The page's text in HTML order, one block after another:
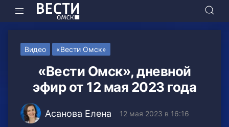
Видео «Вести Омск»
«Вести Омск», дневной
эфир от 12 мая 2023 года
Асанова Елена 12 мая 2023 в 16:16